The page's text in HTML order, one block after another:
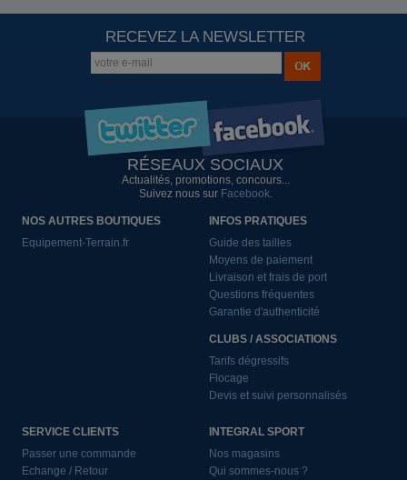
RECEVEZ LA NEWSLETTER
RÉSEAUX SOCIAUX
Actualités, promotions, concours...
Suivez nous sur Facebook.
NOS AUTRES BOUTIQUES
Equipement-Terrain.fr
INFOS PRATIQUES
Guide des tailles
Moyens de paiement
Livraison et frais de port
Questions fréquentes
Garantie d'authenticité
CLUBS / ASSOCIATIONS
Tarifs dégressifs
Flocage
Devis et suivi personnalisés
SERVICE CLIENTS
Passer une commande
Echange / Retour
INTEGRAL SPORT
Nos magasins
Qui sommes-nous ?